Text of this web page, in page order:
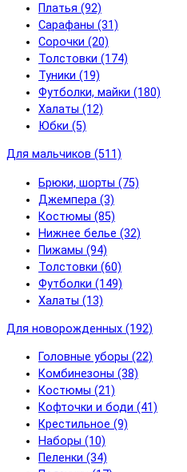
Платья (92)
Сарафаны (31)
Сорочки (20)
Толстовки (174)
Туники (19)
Футболки, майки (180)
Халаты (12)
Юбки (5)
Для мальчиков (511)
Брюки, шорты (75)
Джемпера (3)
Костюмы (85)
Нижнее белье (32)
Пижамы (94)
Толстовки (60)
Футболки (149)
Халаты (13)
Для новорожденных (192)
Головные уборы (22)
Комбинезоны (38)
Костюмы (21)
Кофточки и боди (41)
Крестильное (9)
Наборы (10)
Пеленки (34)